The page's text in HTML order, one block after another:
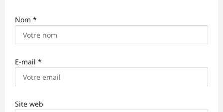
Nom *
E-mail *
Site web